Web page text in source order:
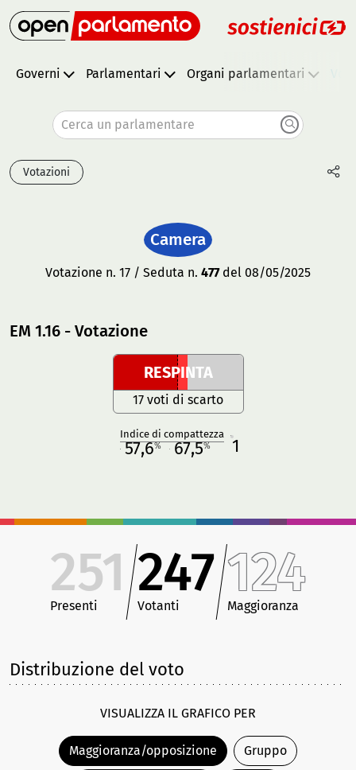
Governi Parlamentari Organi parlamentari
Cerca un parlamentare
Votazioni
Camera
Votazione n. 17 / Seduta n. 477del 08/05/2025
EM 1.16 - Votazione
RESPINTA
17 voti di scarto
Indice di compattezza
57,6% 67,5% 1
251
Presenti
247
Votanti
124
Maggioranza
Distribuzione del voto
VISUALIZZA IL GRAFICO PER
Maggioranza/opposizione Gruppo